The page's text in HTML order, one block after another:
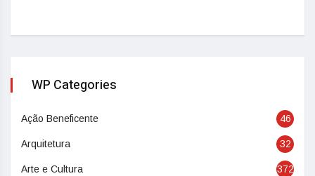
WP Categories
Ação Beneficente 46
Arquitetura 32
Arte e Cultura 372